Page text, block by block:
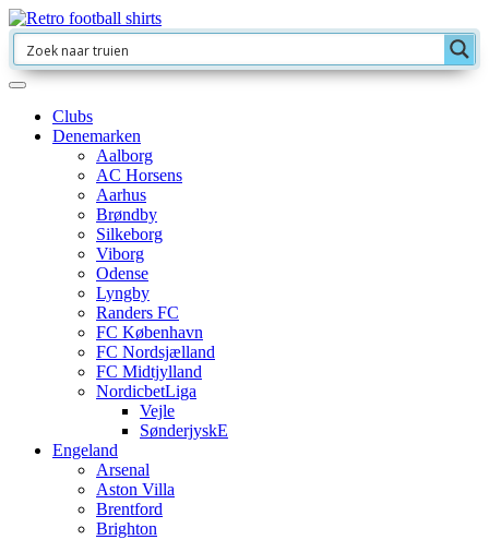
Clubs
Denemarken
Aalborg
AC Horsens
Aarhus
Brøndby
Silkeborg
Viborg
Odense
Lyngby
Randers FC
FC København
FC Nordsjælland
FC Midtjylland
NordicbetLiga
Vejle
SønderjyskE
Engeland
Arsenal
Aston Villa
Brentford
Brighton